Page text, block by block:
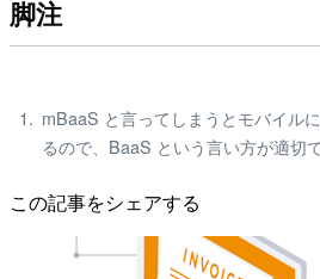
脚注
mBaaS と言ってしまうとモバイル
るので、BaaS という言い方が適切
この記事をシェアする